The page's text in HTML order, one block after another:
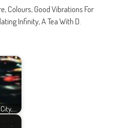
Colours, Good Vibrations For
Infinity, A Tea With D.